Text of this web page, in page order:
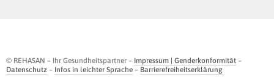
© REHASAN – Ihr Gesundheitspartner – Impressum | Genderkonformität –
Datenschutz – Infos in leichter Sprache – Barrierefreiheitserklärung